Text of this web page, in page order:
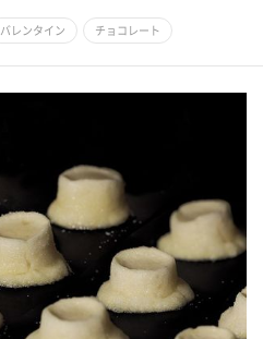
バレンタイン チョコレート